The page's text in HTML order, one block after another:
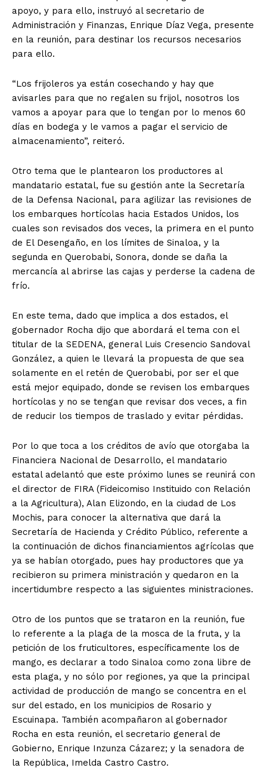
apoyo, y para ello, instruyó al secretario de
Administración y Finanzas, Enrique Díaz Vega, presente
en la reunión, para destinar los recursos necesarios
para ello.
“Los frijoleros ya están cosechando y hay que
avisarles para que no regalen su frijol, nosotros los
vamos a apoyar para que lo tengan por lo menos 60
días en bodega y le vamos a pagar el servicio de
almacenamiento”, reiteró.
Otro tema que le plantearon los productores al
mandatario estatal, fue su gestión ante la Secretaría
de la Defensa Nacional, para agilizar las revisiones de
los embarques hortícolas hacia Estados Unidos, los
cuales son revisados dos veces, la primera en el punto
de El Desengaño, en los límites de Sinaloa, y la
segunda en Querobabi, Sonora, donde se daña la
mercancía al abrirse las cajas y perderse la cadena de
frío.
En este tema, dado que implica a dos estados, el
gobernador Rocha dijo que abordará el tema con el
titular de la SEDENA, general Luis Cresencio Sandoval
González, a quien le llevará la propuesta de que sea
solamente en el retén de Querobabi, por ser el que
está mejor equipado, donde se revisen los embarques
hortícolas y no se tengan que revisar dos veces, a fin
de reducir los tiempos de traslado y evitar pérdidas.
Por lo que toca a los créditos de avío que otorgaba la
Financiera Nacional de Desarrollo, el mandatario
estatal adelantó que este próximo lunes se reunirá con
el director de FIRA (Fideicomiso Instituido con Relación
a la Agricultura), Alan Elizondo, en la ciudad de Los
Mochis, para conocer la alternativa que dará la
Secretaría de Hacienda y Crédito Público, referente a
la continuación de dichos financiamientos agrícolas que
ya se habían otorgado, pues hay productores que ya
recibieron su primera ministración y quedaron en la
incertidumbre respecto a las siguientes ministraciones.
Otro de los puntos que se trataron en la reunión, fue
lo referente a la plaga de la mosca de la fruta, y la
petición de los fruticultores, específicamente los de
mango, es declarar a todo Sinaloa como zona libre de
esta plaga, y no sólo por regiones, ya que la principal
actividad de producción de mango se concentra en el
sur del estado, en los municipios de Rosario y
Escuinapa. También acompañaron al gobernador
Rocha en esta reunión, el secretario general de
Gobierno, Enrique Inzunza Cázarez; y la senadora de
la República, Imelda Castro Castro.